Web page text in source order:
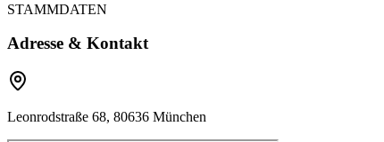
STAMMDATEN
Adresse & Kontakt
Leonrodstraße 68, 80636 München